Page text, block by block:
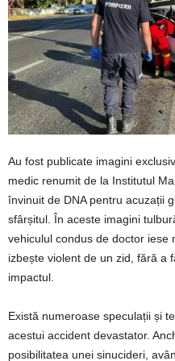
Au fost publicate imagini
medic renumit de la Institutul
învinuit de DNA pentru acuzații
sfârșitul. În aceste imagini
vehiculul condus de doctor iese
izbește violent de un zid, fără a
impactul.
Există numeroase speculații și
acestui accident devastator.
posibilitatea unei sinucideri,